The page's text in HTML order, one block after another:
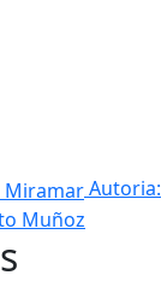
Autoria:
Muñoz